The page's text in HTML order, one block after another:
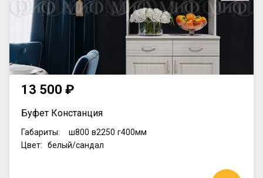
13 500 ₽
Буфет Констанция
Габариты: ш800 в2250 г400мм
Цвет: белый/сандал